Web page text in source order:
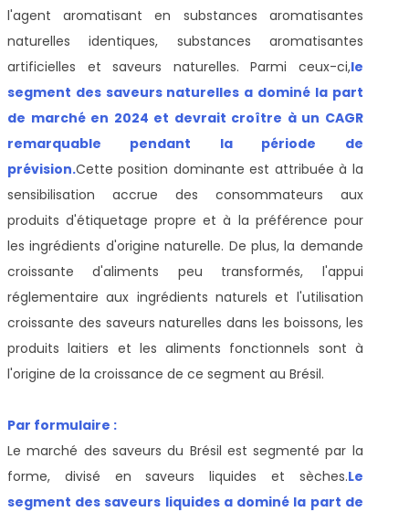
l'agent aromatisant en substances aromatisantes
naturelles identiques, substances aromatisantes
artificielles et saveurs naturelles. Parmi ceux-ci,le
segment des saveurs naturelles a dominé la part
de marché en 2024 et devrait croître à un CAGR
remarquable pendant la période de
prévision.Cette position dominante est attribuée à la
sensibilisation accrue des consommateurs aux
produits d'étiquetage propre et à la préférence pour
les ingrédients d'origine naturelle. De plus, la demande
croissante d'aliments peu transformés, l'appui
réglementaire aux ingrédients naturels et l'utilisation
croissante des saveurs naturelles dans les boissons, les
produits laitiers et les aliments fonctionnels sont à
l'origine de la croissance de ce segment au Brésil.
Par formulaire :
Le marché des saveurs du Brésil est segmenté par la
forme, divisé en saveurs liquides et sèches.Le
segment des saveurs liquides a dominé la part de